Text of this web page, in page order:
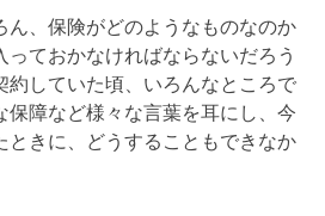
ん、保険がどのようなものなのか
っておかなければならないだろう
約していた頃、いろんなところで
保障など様々な言葉を耳にし、今
ときに、どうすることもできなか